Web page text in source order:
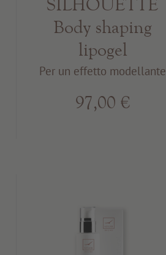
Body shaping
lipogel
Per un effetto modellante
97,00 €